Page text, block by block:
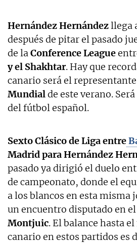
Hernández Hernándezllega
después de pitar el pasado
de laConference League
y el Shakhtar. Hay que
canario será el
Mundialde este verano.
del fútbol español.
Sexto Clásico de Liga entre
Madrid para Hernández
pasado ya dirigió el duelo
de campeonato, donde el
a los blancos en esta misma
un encuentro disputado en el
Montjuic. El balance hasta
canario en estos partidos es